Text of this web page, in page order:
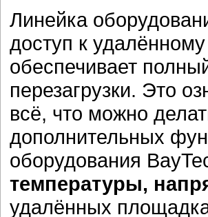
Линейка
доступ к
обеспечивает
перезагрузки. Это
всё, что можно
дополнительных
оборудования
температуры,
удалённых